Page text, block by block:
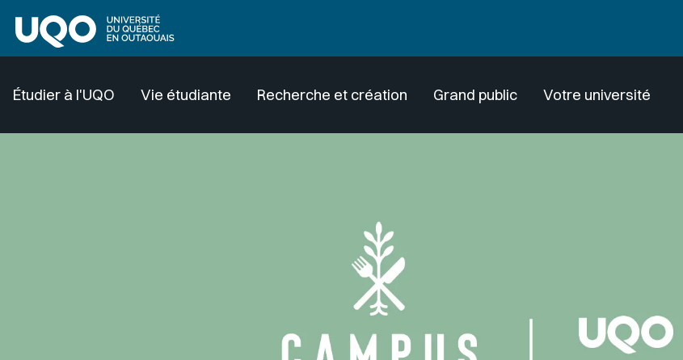
Étudier à l'UQO Vie étudiante Recherche et création Grand public Votre université